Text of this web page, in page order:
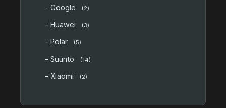
- Google (2)
- Huawei (3)
- Polar (5)
- Suunto (14)
- Xiaomi (2)